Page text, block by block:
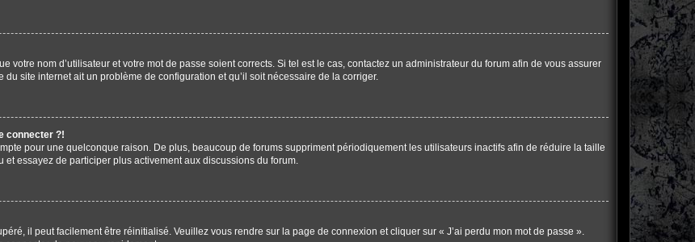
votre nom d’utilisateur et votre mot de passe soient corrects. Si tel est le cas, contactez un administrateur du forum afin de vous assurer
site internet ait un problème de configuration et qu’il soit nécessaire de la corriger.
connecter ?!
pour une quelconque raison. De plus, beaucoup de forums suppriment périodiquement les utilisateurs inactifs afin de réduire la taille
essayez de participer plus activement aux discussions du forum.
il peut facilement être réinitialisé. Veuillez vous rendre sur la page de connexion et cliquer sur « J’ai perdu mon mot de passe ».